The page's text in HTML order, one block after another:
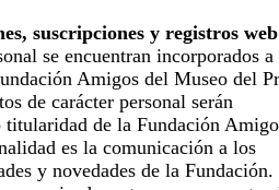
suscripciones y registros web
se encuentran incorporados a
Amigos del Museo del
de carácter personal serán
de la Fundación
es la comunicación a los
y novedades de la Fundación.